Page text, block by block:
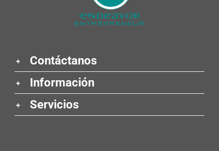
Contáctanos
Información
Servicios